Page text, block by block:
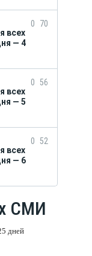
0
70
всех
— 4
0 56
всех
— 5
0 52
всех
— 6
СМИ
дней